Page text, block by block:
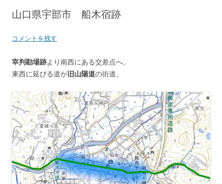
山口県宇部市 船木宿跡
コメントを残す
宰判勘場跡より南西にある交差点へ。
東西に延びる道が旧山陽道の街道。